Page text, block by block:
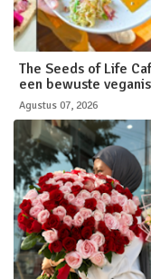
The Seeds of Life
een bewuste
Agustus 07, 2026